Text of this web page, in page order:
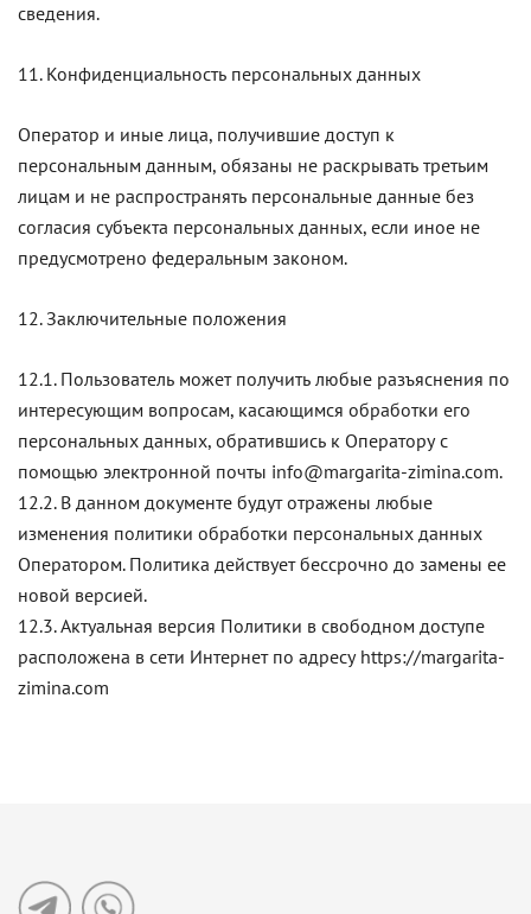
сведения.
11. Конфиденциальность персональных данных
Оператор и иные лица, получившие доступ к
персональным данным, обязаны не раскрывать третьим
лицам и не распространять персональные данные без
согласия субъекта персональных данных, если иное не
предусмотрено федеральным законом.
12. Заключительные положения
12.1. Пользователь может получить любые разъяснения по
интересующим вопросам, касающимся обработки его
персональных данных, обратившись к Оператору с
помощью электронной почты info@margarita-zimina.com.
12.2. В данном документе будут отражены любые
изменения политики обработки персональных данных
Оператором. Политика действует бессрочно до замены ее
новой версией.
12.3. Актуальная версия Политики в свободном доступе
расположена в сети Интернет по адресу https://margarita-
zimina.com